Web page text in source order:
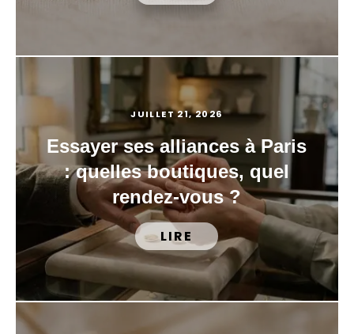
JUILLET 21, 2026
Essayer ses alliances à Paris
: quelles boutiques, quel
rendez-vous ?
LIRE